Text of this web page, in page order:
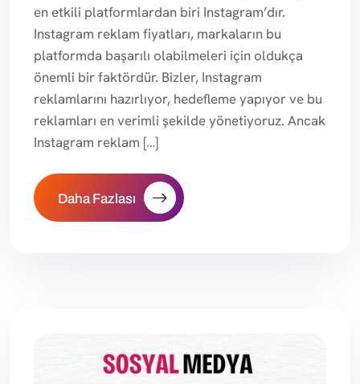
en etkili platformlardan biri Instagram’dır.
Instagram reklam fiyatları, markaların bu
platformda başarılı olabilmeleri için oldukça
önemli bir faktördür. Bizler, Instagram
reklamlarını hazırlıyor, hedefleme yapıyor ve bu
reklamları en verimli şekilde yönetiyoruz. Ancak
Instagram reklam […]
Daha Fazlası